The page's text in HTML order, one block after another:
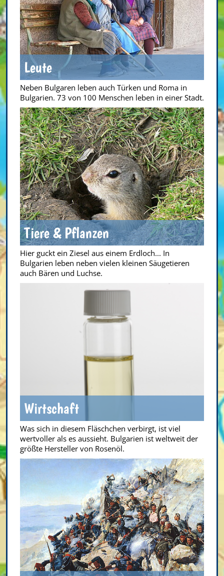
Leute
Neben Bulgaren leben auch Türken und Roma in
Bulgarien. 73 von 100 Menschen leben in einer Stadt.
Tiere & Pflanzen
Hier guckt ein Ziesel aus einem Erdloch... In
Bulgarien leben neben vielen kleinen Säugetieren
auch Bären und Luchse.
Wirtschaft
Was sich in diesem Fläschchen verbirgt, ist viel
wertvoller als es aussieht. Bulgarien ist weltweit der
größte Hersteller von Rosenöl.